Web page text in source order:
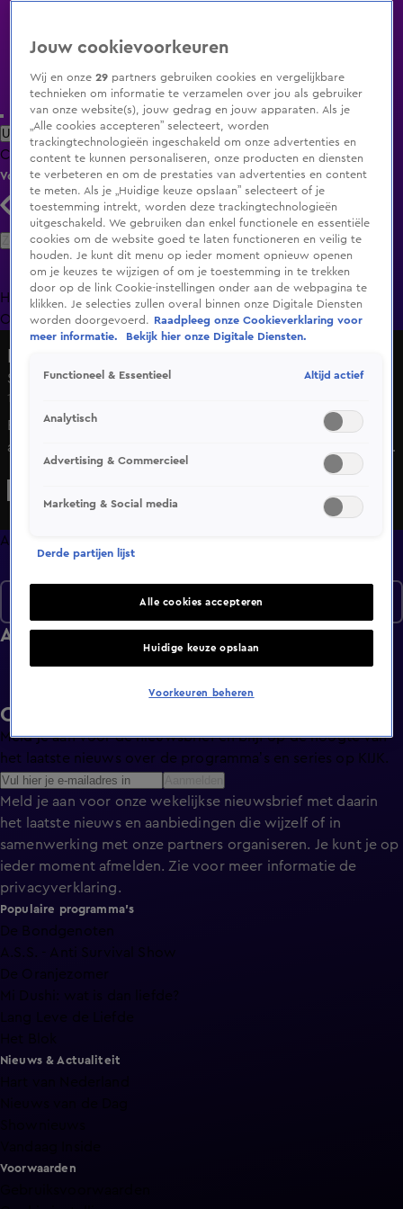
Uitzending Gemist Populaire programma's Zenders Genres
ClipsFilmsRadioSmart TV inlogShop
Volg KIJK
Zoeken
HomeUitzending Gemist Programma's De Bondgenoten
OranjezomerLivestreamsShop
Seizoen 4, aflevering 34
13 okt 2022, 19:58
Bekijk aflevering 34 van Lingo uit seizoen 4 hier. Deze
aflevering is uitgezonden op 13 oktober, 19:58 uur bij NET5.
Lingo is een Amusement programma en is geschikt voor
Afleveringen
Afleveringen
Ontvang de KIJK-nieuwsbrief
Meld je aan voor de nieuwsbrief en blijf op de hoogte van
het laatste nieuws over de programma’s en series op KIJK.
Meld je aan voor onze wekelijkse nieuwsbrief met daarin
het laatste nieuws en aanbiedingen die wijzelf of in
samenwerking met onze partners organiseren. Je kunt je op
ieder moment afmelden. Zie voor meer informatie de
privacyverklaring.
Populaire programma's
De Bondgenoten
A.S.S. - Anti Survival Show
De Oranjezomer
Mi Dushi: wat is dan liefde?
Lang Leve de Liefde
Het Blok
Nieuws & Actualiteit
Voorwaarden
Jouw cookievoorkeuren
Wij en onze29 partners gebruiken cookies en vergelijkbare
technieken om informatie te verzamelen over jou als gebruiker
van onze website(s), jouw gedrag en jouw apparaten. Als je
„Alle cookies accepteren” selecteert, worden
trackingtechnologieën ingeschakeld om onze advertenties en
content te kunnen personaliseren, onze producten en diensten
te verbeteren en om de prestaties van advertenties en content
te meten. Als je „Huidige keuze opslaan” selecteert of je
toestemming intrekt, worden deze trackingtechnologieën
uitgeschakeld. We gebruiken dan enkel functionele en essentiële
cookies om de website goed te laten functioneren en veilig te
houden. Je kunt dit menu op ieder moment opnieuw openen
om je keuzes te wijzigen of om je toestemming in te trekken
door op de link Cookie-instellingen onder aan de webpagina te
klikken. Je selecties zullen overal binnen onze Digitale Diensten
worden doorgevoerd.
Raadpleeg onze Cookieverklaring voor
meer informatie.
Bekijk hier onze Digitale Diensten.
Functioneel & Essentieel Altijd actief
Analytisch
Advertising & Commercieel
Marketing & Social media
Derde partijen lijst
Alle cookies accepteren
Huidige keuze opslaan
Voorkeuren beheren